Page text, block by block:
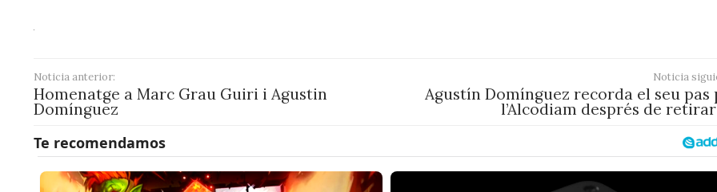
Noticia anterior:
Homenatge a Marc Grau Guiri i Agustin
Domínguez
Noticia
Agustín Domínguez recorda el seu pas
l’Alcodiam després de